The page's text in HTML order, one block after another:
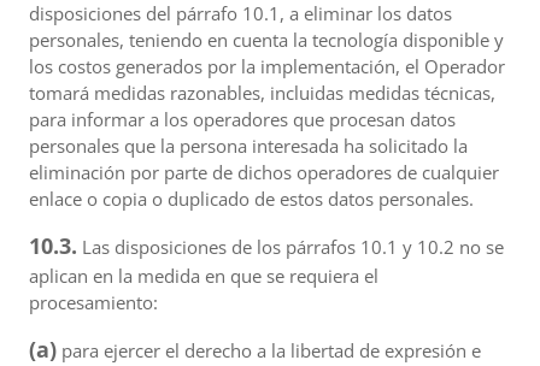
disposiciones del párrafo 10.1, a eliminar los datos
personales, teniendo en cuenta la tecnología disponible y
los costos generados por la implementación, el Operador
tomará medidas razonables, incluidas medidas técnicas,
para informar a los operadores que procesan datos
personales que la persona interesada ha solicitado la
eliminación por parte de dichos operadores de cualquier
enlace o copia o duplicado de estos datos personales.
10.3. Las disposiciones de los párrafos 10.1 y 10.2 no se
aplican en la medida en que se requiera el
procesamiento:
(a) para ejercer el derecho a la libertad de expresión e